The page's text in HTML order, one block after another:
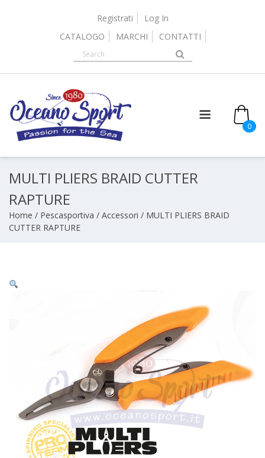
Registrati
Log In
CATALOGO
MARCHI CONTATTI
0
MULTI PLIERS BRAID CUTTER
RAPTURE
Home / Pescasportiva / Accessori / MULTI PLIERS BRAID
CUTTER RAPTURE